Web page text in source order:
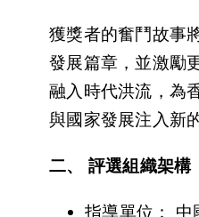
獲獎者的奮鬥故事
發展篇章，並激勵
融入時代洪流，為
與國家發展注入新
二、 評選組織架構
指導單位：
中